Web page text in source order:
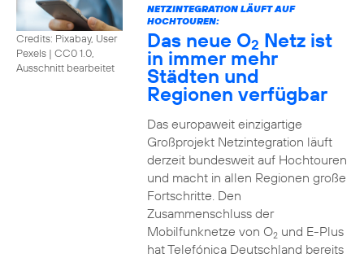
Credits: Pixabay, User
Pexels | CC0 1.0,
Ausschnitt bearbeitet
NETZINTEGRATION LÄUFT AUF
HOCHTOUREN:
Das neue O2 Netz ist
in immer mehr
Städten und
Regionen verfügbar
Das europaweit einzigartige
Großprojekt Netzintegration läuft
derzeit bundesweit auf Hochtouren
und macht in allen Regionen große
Fortschritte. Den
Zusammenschluss der
Mobilfunknetze von O2und E-Plus
hat Telefónica Deutschland bereits